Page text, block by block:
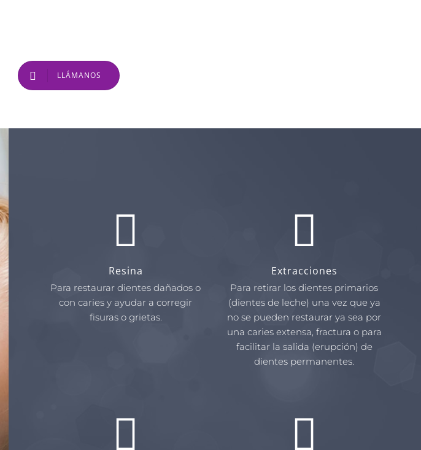
LLÁMANOS
Resina
Para restaurar dientes dañados o
con caries y ayudar a corregir
fisuras o grietas.
Extracciones
Para retirar los dientes primarios
(dientes de leche) una vez que ya
no se pueden restaurar ya sea por
una caries extensa, fractura o para
facilitar la salida (erupción) de
dientes permanentes.